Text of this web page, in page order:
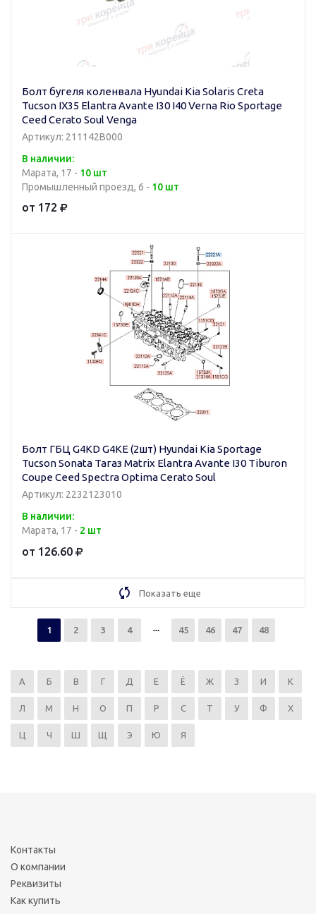
Болт бугеля коленвала Hyundai Kia Solaris Creta
Tucson IX35 Elantra Avante I30 I40 Verna Rio Sportage
Ceed Cerato Soul Venga
Артикул: 211142B000
В наличии:
Марата, 17 - 10 шт
Промышленный проезд, 6 - 10 шт
от 172
Болт ГБЦ G4KD G4KE (2шт) Hyundai Kia Sportage
Tucson Sonata Тагаз Matrix Elantra Avante I30 Tiburon
Coupe Ceed Spectra Optima Cerato Soul
Артикул: 2232123010
В наличии:
Марата, 17 - 2 шт
от 126.60
Показать еще
1 2 3 4 45 46 47 48
А Б В Г Д Е Ё Ж З И К
Л М Н О П Р С Т У Ф Х
Ц Ч Ш Щ Э Ю Я
Контакты
О компании
Реквизиты
Как купить